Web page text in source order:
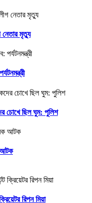
নেতার মৃত্যু
চোখে ছিল ঘুম: পুলিশ
আটক
রিপন মিয়া